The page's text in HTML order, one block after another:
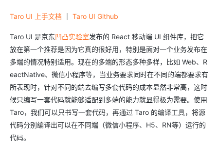
Taro UI 上手文档 Taro UI Github
Taro UI 是京东凹凸实验室发布的 React 移动端 UI 组件库，把它
放在第一个推荐是因为它真的很好用，特别是面对一个业务发布在
多端的情况特别适用。现在的多端的形态多种多样，比如 Web、R
eactNative、微信小程序等，当业务要求同时在不同的端都要求有
所表现时，针对不同的端去编写多套代码的成本显然非常高，这时
候只编写一套代码就能够适配到多端的能力就显得极为需要。使用
Taro，我们可以只书写一套代码，再通过 Taro 的编译工具，将源
代码分别编译出可以在不同端（微信小程序、H5、RN等）运行的
代码。